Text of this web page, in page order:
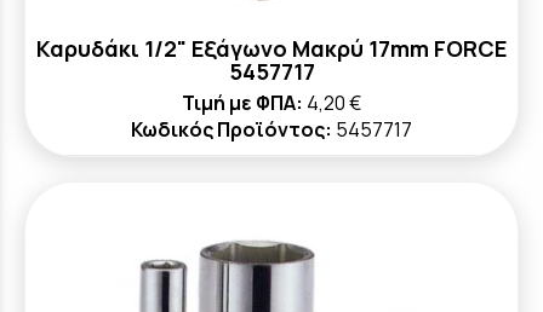
Καρυδάκι 1/2" Εξάγωνο Μακρύ 17mm FORCE
5457717
Τιμή με ΦΠΑ: 4,20 €
Κωδικός Προϊόντος: 5457717